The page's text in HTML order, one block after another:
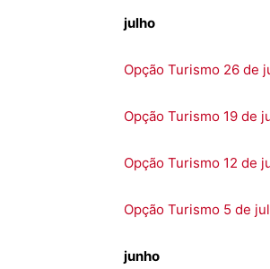
julho
Opção Turismo 26 de
Opção Turismo 19 de
Opção Turismo 12 de
Opção Turismo 5 de
junho